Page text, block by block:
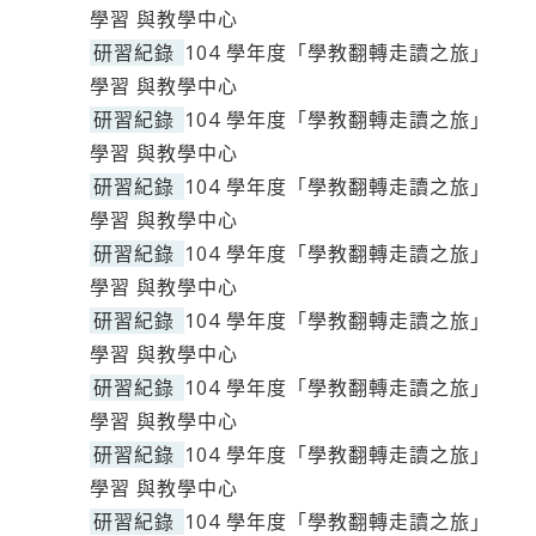
學習 與教學中心
研習紀錄 104 學年度「學教翻轉走讀之旅」
學習 與教學中心
研習紀錄 104 學年度「學教翻轉走讀之旅」
學習 與教學中心
研習紀錄 104 學年度「學教翻轉走讀之旅」
學習 與教學中心
研習紀錄 104 學年度「學教翻轉走讀之旅」
學習 與教學中心
研習紀錄 104 學年度「學教翻轉走讀之旅」
學習 與教學中心
研習紀錄 104 學年度「學教翻轉走讀之旅」
學習 與教學中心
研習紀錄 104 學年度「學教翻轉走讀之旅」
學習 與教學中心
研習紀錄 104 學年度「學教翻轉走讀之旅」